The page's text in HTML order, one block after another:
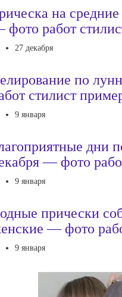
на
работ
27 декабря
по
стилист
9 января
дни
— фото
9 января
прически
— фото
9 января